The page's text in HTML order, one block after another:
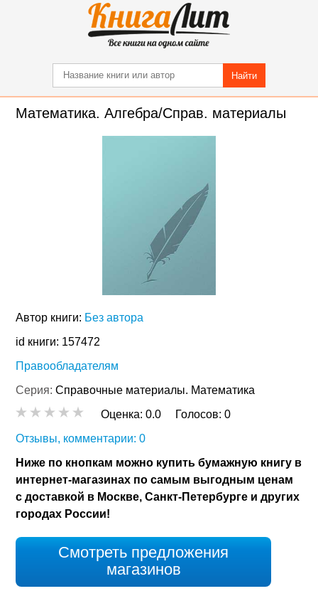
Найти
Математика. Алгебра/Справ. материалы
Автор книги: Без автора
id книги: 157472
Правообладателям
Серия:Справочные материалы. Математика
Оценка:0.0 Голосов:0
Отзывы, комментарии: 0
Ниже по кнопкам можно купить бумажную книгу в
интернет-магазинах по самым выгодным ценам
с доставкой в Москве, Санкт-Петербурге и других
городах России!
Смотреть предложения
магазинов